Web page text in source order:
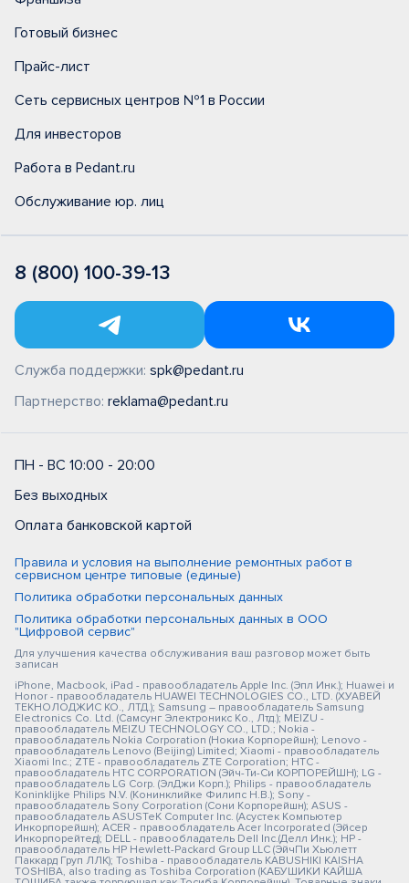
Готовый бизнес
Прайс-лист
Сеть сервисных центров №1 в России
Для инвесторов
Работа в Pedant.ru
Обслуживание юр. лиц
8 (800) 100-39-13
Служба поддержки: spk@pedant.ru
Партнерство: reklama@pedant.ru
ПН - ВС 10:00 - 20:00
Без выходных
Оплата банковской картой
Правила и условия на выполнение ремонтных работ в
сервисном центре типовые (единые)
Политика обработки персональных данных
Политика обработки персональных данных в ООО
"Цифровой сервис"
Для улучшения качества обслуживания ваш разговор может быть
записан
iPhone, Macbook, iPad - правообладатель Apple Inc. (Эпл Инк.); Huawei и
Honor - правообладатель HUAWEI TECHNOLOGIES CO., LTD. (ХУАВЕЙ
ТЕКНОЛОДЖИС КО., ЛТД.); Samsung – правообладатель Samsung
Electronics Co. Ltd. (Самсунг Электроникс Ко., Лтд.); MEIZU -
правообладатель MEIZU TECHNOLOGY CO., LTD.; Nokia -
правообладатель Nokia Corporation (Нокиа Корпорейшн); Lenovo -
правообладатель Lenovo (Beijing) Limited; Xiaomi - правообладатель
Xiaomi Inc.; ZTE - правообладатель ZTE Corporation; HTC -
правообладатель HTC CORPORATION (Эйч-Ти-Си КОРПОРЕЙШН); LG -
правообладатель LG Corp. (ЭлДжи Корп.); Philips - правообладатель
Koninklijke Philips N.V. (Конинклийке Филипс Н.В.); Sony -
правообладатель Sony Corporation (Сони Корпорейшн); ASUS -
правообладатель ASUSTeK Computer Inc. (Асустек Компьютер
Инкорпорейшн); ACER - правообладатель Acer Incorporated (Эйсер
Инкорпорейтед); DELL - правообладатель Dell Inc.(Делл Инк.); HP -
правообладатель HP Hewlett-Packard Group LLC (ЭйчПи Хьюлетт
Паккард Груп ЛЛК); Toshiba - правообладатель KABUSHIKI KAISHA
TOSHIBA, also trading as Toshiba Corporation (КАБУШИКИ КАЙША